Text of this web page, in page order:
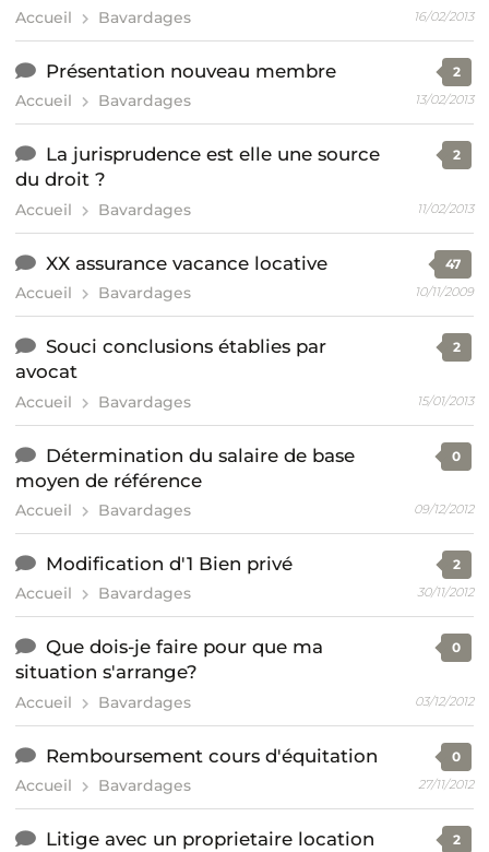
Accueil Bavardages 16/02/2013
Présentation nouveau membre
Accueil Bavardages
2
13/02/2013
La jurisprudence est elle une source
du droit ?
Accueil Bavardages
2
11/02/2013
XX assurance vacance locative
Accueil Bavardages
47
10/11/2009
Souci conclusions établies par
avocat
Accueil Bavardages
2
15/01/2013
Détermination du salaire de base
moyen de référence
Accueil Bavardages
0
09/12/2012
Modification d'1 Bien privé
Accueil Bavardages
2
30/11/2012
Que dois-je faire pour que ma
situation s'arrange?
Accueil Bavardages
0
03/12/2012
Remboursement cours d'équitation
Accueil Bavardages
0
27/11/2012
Litige avec un proprietaire location
2